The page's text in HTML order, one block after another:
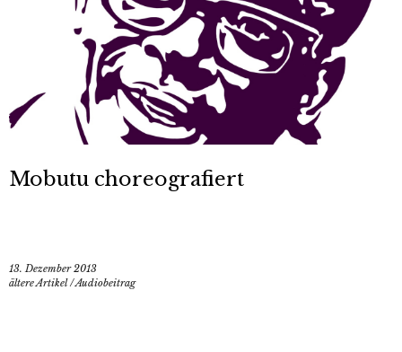
Mobutu choreografiert
13. Dezember 2013
ältere Artikel/Audiobeitrag